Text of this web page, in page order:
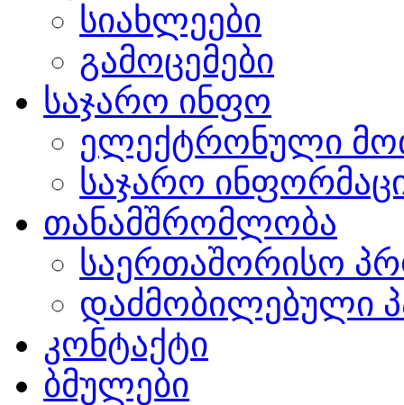
სიახლეები
გამოცემები
საჯარო ინფო
ელექტრონული
საჯარო
თანამშრომლობა
საერთაშორისო
დაძმობილებული
კონტაქტი
ბმულები